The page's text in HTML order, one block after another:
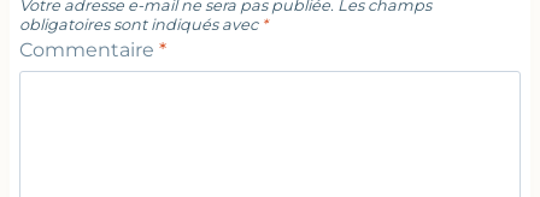
Votre adresse e-mail ne sera pas publiée. Les champs
obligatoires sont indiqués avec *
Commentaire *